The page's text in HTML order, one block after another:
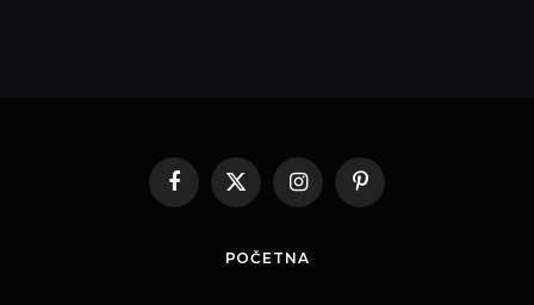
Facebook
X
(Twitter)
InstagramPinterest
POČETNA